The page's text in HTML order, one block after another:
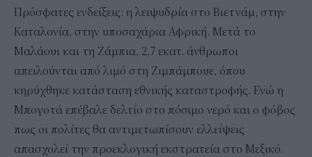
Πρόσφατες ενδείξεις: η λειψυδρία στο Βιετνάμ, στην
Καταλονία, στην υποσαχάρια Αφρική. Μετά το
Μαλάουι και τη Ζάμπια, 2,7 εκατ. άνθρωποι
απειλούνται από λιμό στη Ζιμπάμπουε, όπου
κηρύχθηκε κατάσταση εθνικής καταστροφής. Ενώ η
Μπογοτά επέβαλε δελτίο στο πόσιμο νερό και ο φόβος
πως οι πολίτες θα αντιμετωπίσουν ελλείψεις
απασχολεί την προεκλογική εκστρατεία στο Μεξικό.